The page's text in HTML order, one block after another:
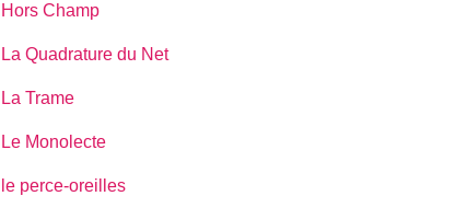
Hors Champ
La Quadrature du Net
La Trame
Le Monolecte
le perce-oreilles